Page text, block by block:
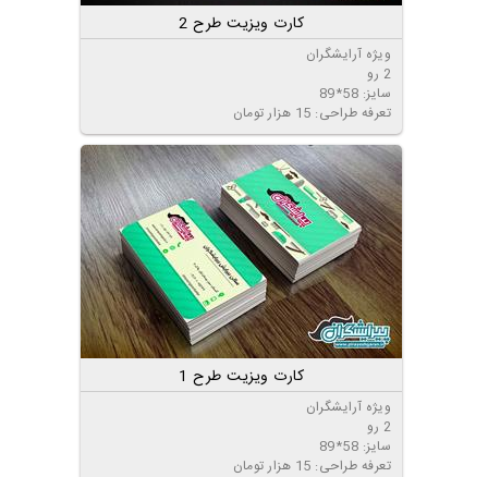
کارت ویزیت طرح 2
ویژه آرایشگران
2 رو
سایز: 58*89
تعرفه طراحی: 15 هزار تومان
کارت ویزیت طرح 1
ویژه آرایشگران
2 رو
سایز: 58*89
تعرفه طراحی: 15 هزار تومان